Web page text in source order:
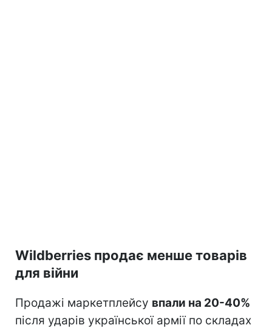
Wildberries продає менше товарів
для війни
Продажі маркетплейсу впали на 20-40%
після ударів української армії по складах